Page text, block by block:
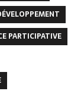
PARTICIPATIVE